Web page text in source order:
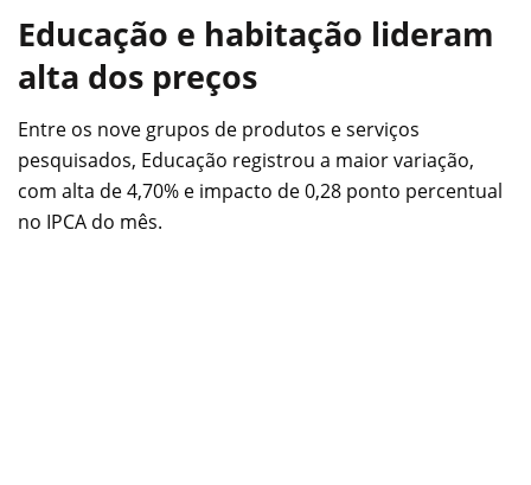
Educação e habitação lideram
alta dos preços
Entre os nove grupos de produtos e serviços
pesquisados, Educação registrou a maior variação,
com alta de 4,70% e impacto de 0,28 ponto percentual
no IPCA do mês.